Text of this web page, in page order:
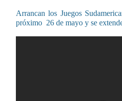
Arrancan los Juegos
próximo 26 de mayo y se